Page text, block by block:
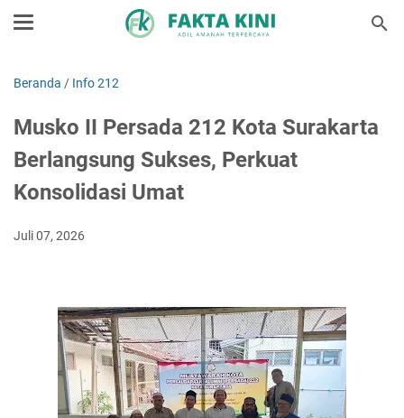
Beranda / Info 212
Musko II Persada 212 Kota Surakarta
Berlangsung Sukses, Perkuat
Konsolidasi Umat
Juli 07, 2026